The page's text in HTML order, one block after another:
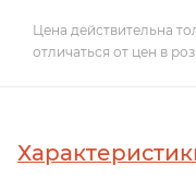
Цена действительна
отличаться от цен в